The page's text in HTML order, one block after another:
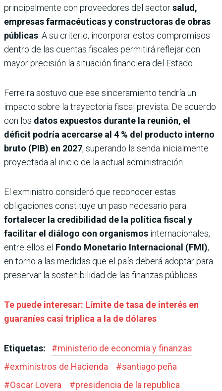
principalmente con proveedores del sectorsalud,
empresas farmacéuticas y constructoras de obras
públicas. A su criterio, incorporar estos compromisos
dentro de las cuentas fiscales permitirá reflejar con
mayor precisión la situación financiera del Estado.
Ferreira sostuvo que ese sinceramiento tendría un
impacto sobre la trayectoria fiscal prevista. De acuerdo
con los datos expuestos durante la reunión, el
déficit podría acercarse al 4 % del producto interno
bruto (PIB) en 2027, superando la senda inicialmente
proyectada al inicio de la actual administración.
El exministro consideró que reconocer estas
obligaciones constituye un paso necesario para
fortalecer la credibilidad de la política fiscal y
facilitar el diálogo con organismos internacionales,
entre ellos el Fondo Monetario Internacional (FMI),
en torno a las medidas que el país deberá adoptar para
preservar la sostenibilidad de las finanzas públicas.
Te puede interesar: Límite de tasa de interés en
guaraníes casi triplica a la de dólares
Etiquetas: #ministerio de economia y finanzas
#exministros de Hacienda #santiago peña
#Oscar Lovera #presidencia de la republica